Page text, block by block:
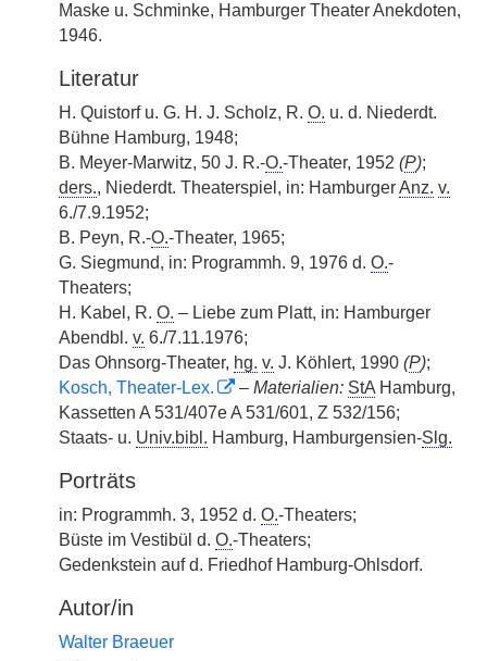
Maske u. Schminke, Hamburger Theater Anekdoten,
1946.
Literatur
H. Quistorf u. G. H. J. Scholz, R. O. u. d. Niederdt.
Bühne Hamburg, 1948;
B. Meyer-Marwitz, 50 J. R.-O.-Theater, 1952 (P);
ders., Niederdt. Theaterspiel, in: HamburgerAnz. v.
6./7.9.1952;
B. Peyn, R.-O.-Theater, 1965;
G. Siegmund, in: Programmh. 9, 1976 d. O.-
Theaters;
H. Kabel, R. O. – Liebe zum Platt, in: Hamburger
Abendbl. v. 6./7.11.1976;
Das Ohnsorg-Theater, hg. v. J. Köhlert, 1990 (P);
Kosch, Theater-Lex.
– Materialien: StA Hamburg,
Kassetten A 531/407e A 531/601, Z 532/156;
Staats- u. Univ.bibl. Hamburg, Hamburgensien-Slg.
Porträts
in: Programmh. 3, 1952 d. O.-Theaters;
Büste im Vestibül d. O.-Theaters;
Gedenkstein auf d. Friedhof Hamburg-Ohlsdorf.
Autor/in
Walter Braeuer